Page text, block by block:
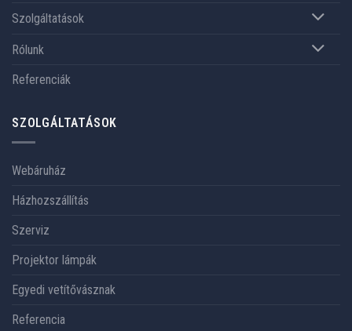
Szolgáltatások
Rólunk
Referenciák
SZOLGÁLTATÁSOK
Webáruház
Házhozszállítás
Szerviz
Projektor lámpák
Egyedi vetítővásznak
Referencia